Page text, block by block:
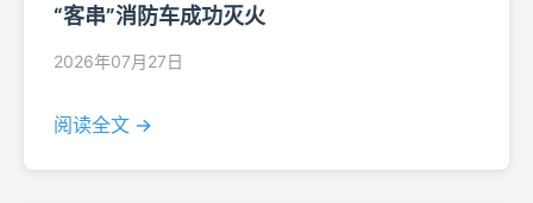
“客串”消防车成功灭火
2026年07月27日
阅读全文 →